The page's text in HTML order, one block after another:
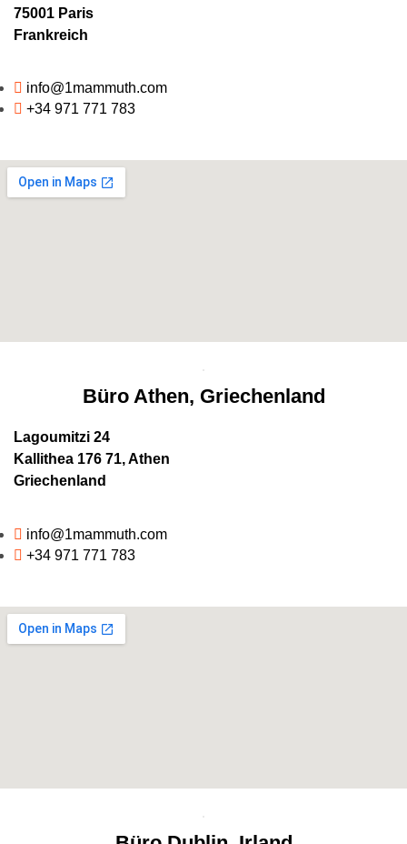
75001 Paris
Frankreich
info@1mammuth.com
+34 971 771 783
Büro Athen, Griechenland
Lagoumitzi 24
Kallithea 176 71, Athen
Griechenland
info@1mammuth.com
+34 971 771 783